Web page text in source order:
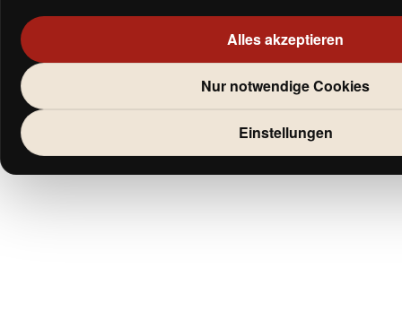
Alles akzeptieren
Nur notwendige Cookies
Einstellungen